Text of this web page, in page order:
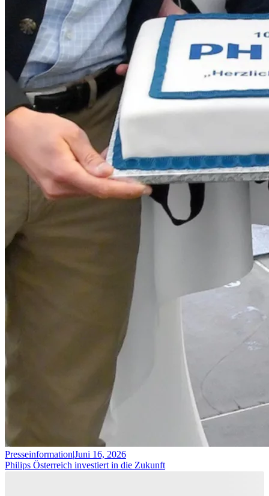
Presseinformation|Juni 16, 2026
Philips Österreich investiert in die Zukunft